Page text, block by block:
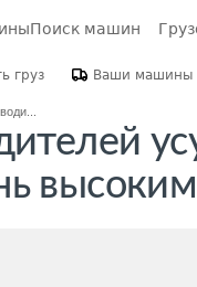
Поиск машин
груз Ваши машины